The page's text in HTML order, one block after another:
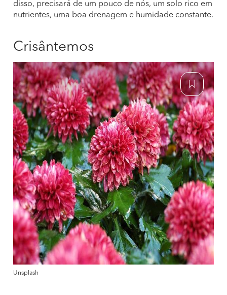
disso, precisará de um pouco de nós, um solo rico em
nutrientes, uma boa drenagem e humidade constante.
Crisântemos
Unsplash